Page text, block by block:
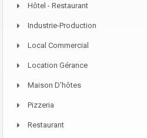
Hôtel - Restaurant
Industrie-Production
Local Commercial
Location Gérance
Maison D'hôtes
Pizzeria
Restaurant